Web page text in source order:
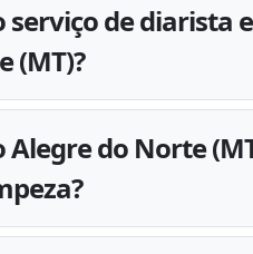
serviço de diarista
(MT)?
do Norte